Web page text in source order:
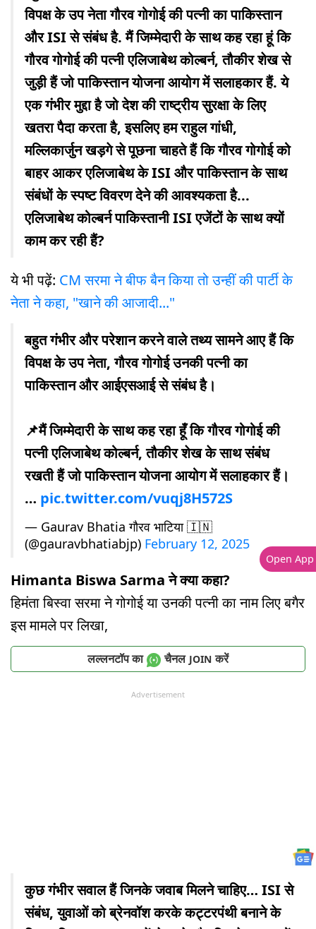
विपक्ष के उप नेता गौरव गोगोई की पत्नी का पाकिस्तान
और ISI से संबंध है. मैं जिम्मेदारी के साथ कह रहा हूं कि
गौरव गोगोई की पत्नी एलिजाबेथ कोल्बर्न, तौकीर शेख से
जुड़ी हैं जो पाकिस्तान योजना आयोग में सलाहकार हैं. ये
एक गंभीर मुद्दा है जो देश की राष्ट्रीय सुरक्षा के लिए
खतरा पैदा करता है, इसलिए हम राहुल गांधी,
मल्लिकार्जुन खड़गे से पूछना चाहते हैं कि गौरव गोगोई को
बाहर आकर एलिजाबेथ के ISI और पाकिस्तान के साथ
संबंधों के स्पष्ट विवरण देने की आवश्यकता है...
एलिजाबेथ कोल्बर्न पाकिस्तानी ISI एजेंटों के साथ क्यों
काम कर रही हैं?
ये भी पढ़ें: CM सरमा ने बीफ बैन किया तो उन्हीं की पार्टी के
नेता ने कहा, "खाने की आजादी..."
बहुत गंभीर और परेशान करने वाले तथ्य सामने आए हैं कि
विपक्ष के उप नेता, गौरव गोगोई उनकी पत्नी का
पाकिस्तान और आईएसआई से संबंध है।
📌मैं जिम्मेदारी के साथ कह रहा हूँ कि गौरव गोगोई की
पत्नी एलिजाबेथ कोल्बर्न, तौकीर शेख के साथ संबंध
रखती हैं जो पाकिस्तान योजना आयोग में सलाहकार हैं।
… pic.twitter.com/vuqj8H572S
— Gaurav Bhatia गौरव भाटिया 🇮🇳
(@gauravbhatiabjp) February 12, 2025
Himanta Biswa Sarma ने क्या कहा?
हिमंता बिस्वा सरमा ने गोगोई या उनकी पत्नी का नाम लिए बगैर
इस मामले पर लिखा,
लल्लनटॉप का चैनल JOIN करें
Advertisement
कुछ गंभीर सवाल हैं जिनके जवाब मिलने चाहिए… ISI से
संबंध, युवाओं को ब्रेनवॉश करके कट्टरपंथी बनाने के
Open App